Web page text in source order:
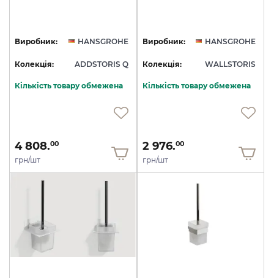
Виробник: HANSGROHE
Колекція: ADDSTORIS Q
Кількість товару обмежена
4 808.00
грн/шт
Виробник: HANSGROHE
Колекція: WALLSTORIS
Кількість товару обмежена
2 976.00
грн/шт